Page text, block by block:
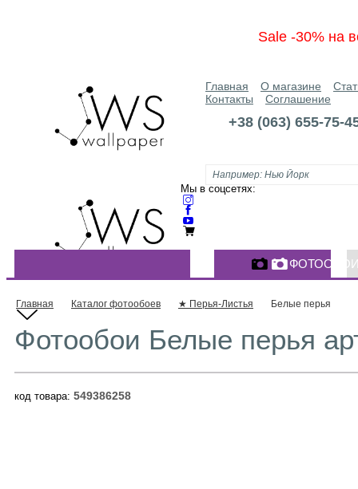
Sale -30% на
Главная О магазине
Контакты
Соглашение
+38 (063) 655-75-
Мы в соцсетях:
КАТАЛОГ ФОТООБОЕВ
Главная Каталог фотообоев ★ Перья-Листья Белые перья
Фотообои Белые перья
код товара: 549386258